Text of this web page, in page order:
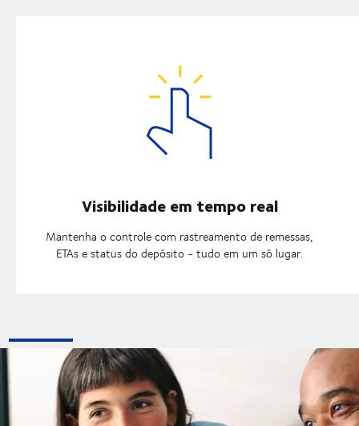
Visibilidade em tempo real
Mantenha o controle com rastreamento de remessas,
ETAs e status do depósito - tudo em um só lugar.